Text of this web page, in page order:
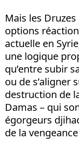
Mais les
options
actuelle en
une logique
qu’entre subir
ou de s’aligner
destruction de
Damas – qui
égorgeurs
de la